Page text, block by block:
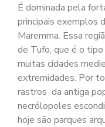
É dominada pela
principais exemplos
Maremma. Essa
de Tufo, que é o
muitas cidades
extremidades. Por
rastros da antiga
necrólopoles
hoje são parques